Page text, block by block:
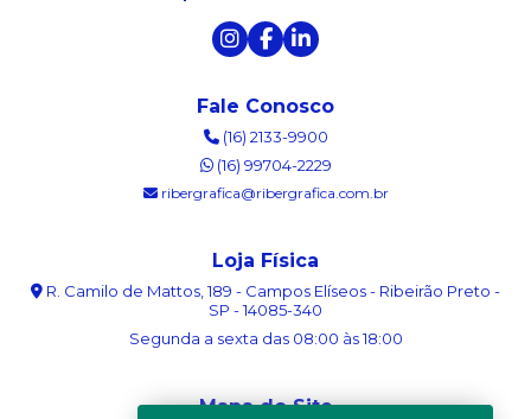
Fale Conosco
(16) 2133-9900
(16) 99704-2229
ribergrafica@ribergrafica.com.br
Loja Física
R. Camilo de Mattos, 189 - Campos Elíseos - Ribeirão Preto -
SP - 14085-340
Segunda a sexta das 08:00 às 18:00
Mapa do Site